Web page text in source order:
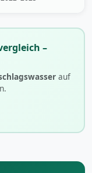
–
auf